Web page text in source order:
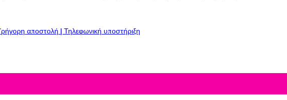
αποστολή | Τηλεφωνική υποστήριξη